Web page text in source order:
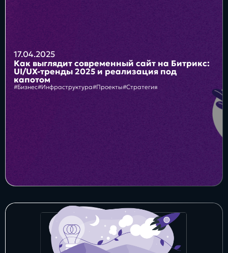
Бизнес
Direkt
Заполнить
17.04.2025
Как выглядит современный сайт на Битрикс:
UI/UX-тренды 2025 и реализация под
капотом
#Бизнес#Инфраструктура#Проекты#Стратегия